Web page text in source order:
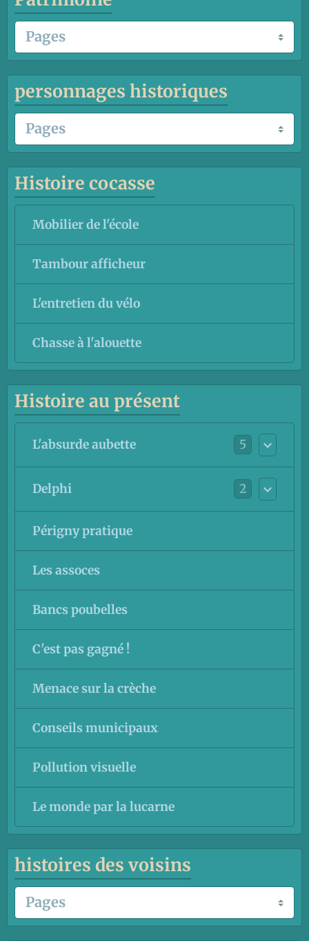
personnages historiques
Histoire cocasse
Mobilier de l'école
Tambour afficheur
L'entretien du vélo
Chasse à l'alouette
Histoire au présent
L'absurde aubette 5
Delphi 2
Périgny pratique
Les assoces
Bancs poubelles
C'est pas gagné !
Menace sur la crèche
Conseils municipaux
Pollution visuelle
Le monde par la lucarne
histoires des voisins